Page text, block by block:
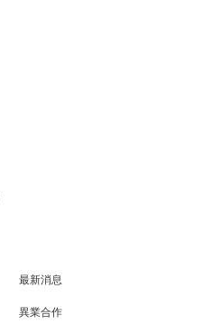
最新消息
異業合作